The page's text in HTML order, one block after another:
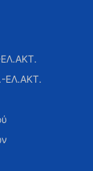
ΕΛ.ΑΚΤ.
ΕΛ.ΑΚΤ.